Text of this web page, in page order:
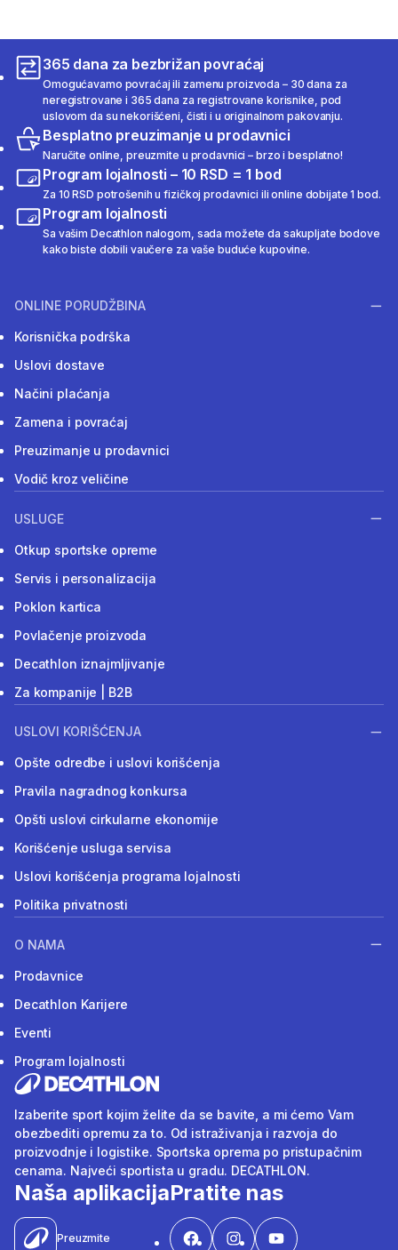
365 dana za bezbrižan povraćaj
Omogućavamo povraćaj ili zamenu proizvoda – 30 dana za
neregistrovane i 365 dana za registrovane korisnike, pod
uslovom da su nekorišćeni, čisti i u originalnom pakovanju.
Besplatno preuzimanje u prodavnici
Naručite online, preuzmite u prodavnici – brzo i besplatno!
Program lojalnosti – 10 RSD = 1 bod
Za 10 RSD potrošenih u fizičkoj prodavnici ili online dobijate 1 bod.
Program lojalnosti
Sa vašim Decathlon nalogom, sada možete da sakupljate bodove
kako biste dobili vaučere za vaše buduće kupovine.
ONLINE PORUDŽBINA
Korisnička podrška
Uslovi dostave
Načini plaćanja
Zamena i povraćaj
Preuzimanje u prodavnici
Vodič kroz veličine
USLUGE
Otkup sportske opreme
Servis i personalizacija
Poklon kartica
Povlačenje proizvoda
Decathlon iznajmljivanje
Za kompanije | B2B
USLOVI KORIŠĆENJA
Opšte odredbe i uslovi korišćenja
Pravila nagradnog konkursa
Opšti uslovi cirkularne ekonomije
Korišćenje usluga servisa
Uslovi korišćenja programa lojalnosti
Politika privatnosti
O NAMA
Prodavnice
Decathlon Karijere
Eventi
Program lojalnosti
Izaberite sport kojim želite da se bavite, a mi ćemo Vam
obezbediti opremu za to. Od istraživanja i razvoja do
proizvodnje i logistike. Sportska oprema po pristupačnim
cenama. Najveći sportista u gradu. DECATHLON.
Naša aplikacija
Preuzmite
Pratite nas